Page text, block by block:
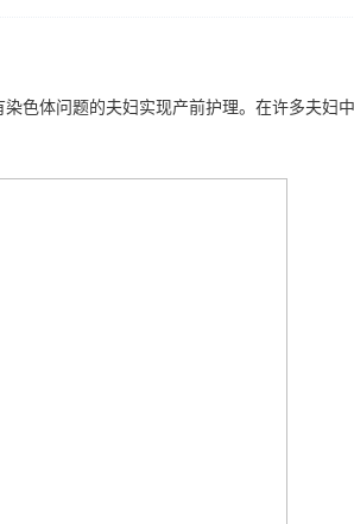
体问题的夫妇实现产前护理。在许多夫妇